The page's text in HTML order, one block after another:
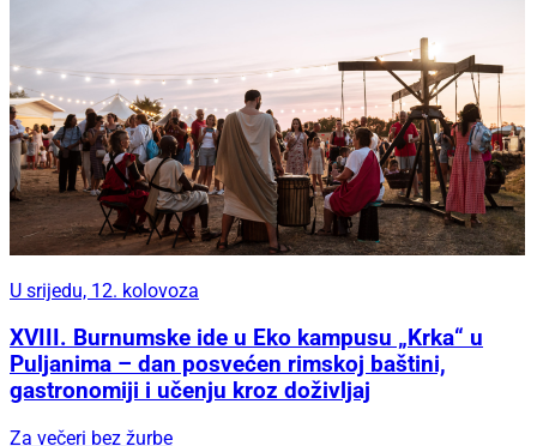
U srijedu, 12. kolovoza
XVIII. Burnumske ide u Eko kampusu „Krka“ u
Puljanima – dan posvećen rimskoj baštini,
gastronomiji i učenju kroz doživljaj
Za večeri bez žurbe